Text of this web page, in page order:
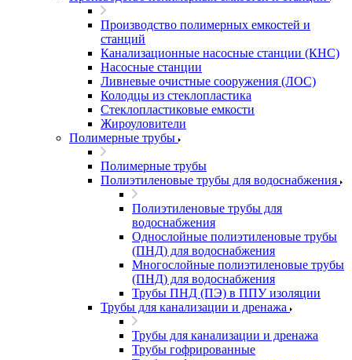
Производство полимерных емкостей и
станций
Канализационные насосные станции (КНС)
Насосные станции
Ливневые очистные сооружения (ЛОС)
Колодцы из стеклопластика
Стеклопластиковые емкости
Жироуловители
Полимерные трубы
Полимерные трубы
Полиэтиленовые трубы для водоснабжения
Полиэтиленовые трубы для
водоснабжения
Однослойные полиэтиленовые трубы
(ПНД) для водоснабжения
Многослойные полиэтиленовые трубы
(ПНД) для водоснабжения
Трубы ПНД (ПЭ) в ППУ изоляции
Трубы для канализации и дренажа
Трубы для канализации и дренажа
Трубы гофрированные